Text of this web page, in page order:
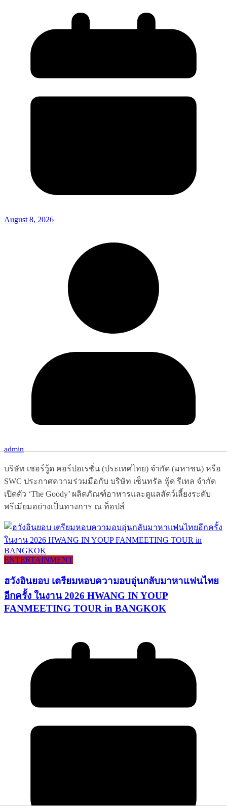
August 8, 2026
admin
บริษัท เชอร์วู้ด คอร์ปอเรชั่น (ประเทศไทย) จำกัด (มหาชน) หรือ
SWC ประกาศความร่วมมือกับ บริษัท เซ็นทรัล ฟู้ด รีเทล จำกัด
เปิดตัว ‘The Goody’ ผลิตภัณฑ์อาหารและดูแลสัตว์เลี้ยงระดับ
พรีเมียมอย่างเป็นทางการ ณ ท็อปส์
ENTERTAINMENT
ฮวังอินยอบ เตรียมหอบความอบอุ่นกลับมาหาแฟนไทย
อีกครั้ง ในงาน 2026 HWANG IN YOUP
FANMEETING TOUR in BANGKOK